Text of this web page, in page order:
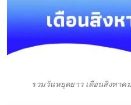
รวมวันหยุดยาว เดือนสิงหาค